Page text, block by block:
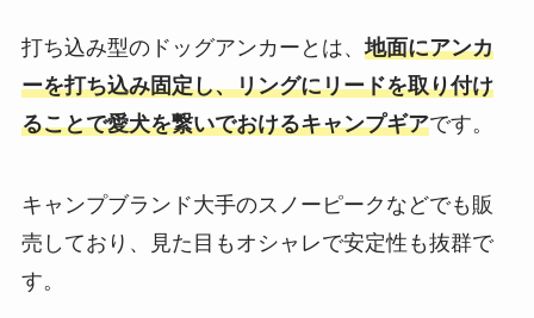
打ち込み型のドッグアンカーとは、地面にアンカ
ーを打ち込み固定し、リングにリードを取り付け
ることで愛犬を繋いでおけるキャンプギアです。
キャンプブランド大手のスノーピークなどでも販
売しており、見た目もオシャレで安定性も抜群で
す。